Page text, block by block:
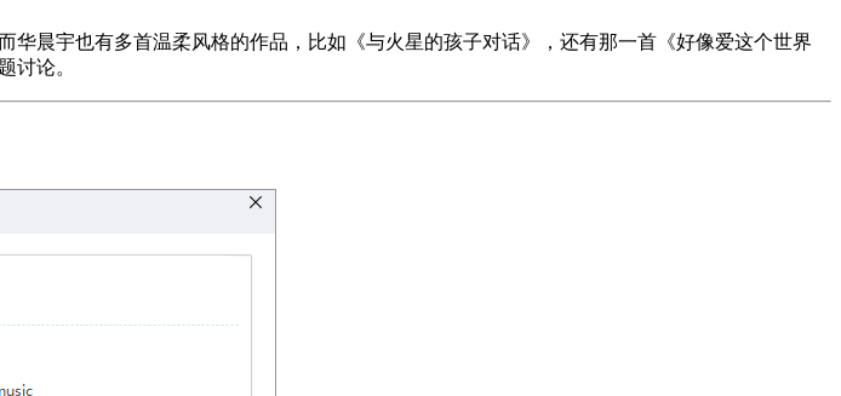
晨宇也有多首温柔风格的作品，比如《与火星的孩子对话》，还有那一首《好像爱这个世界
讨论。